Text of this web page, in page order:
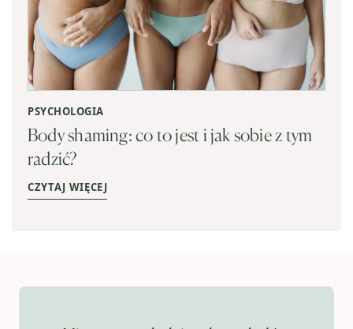
PSYCHOLOGIA
Body shaming: co to jest i jak sobie z tym
radzić?
CZYTAJ WIĘCEJ